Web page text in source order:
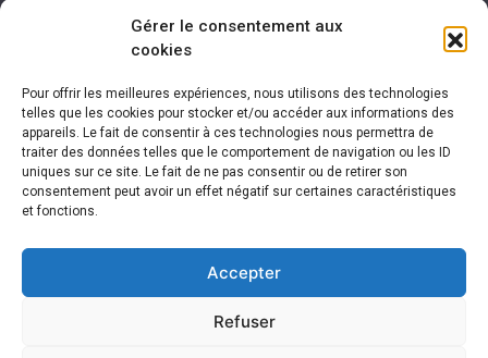
Gérer le consentement aux
cookies
Pour offrir les meilleures expériences, nous utilisons des technologies
telles que les cookies pour stocker et/ou accéder aux informations des
appareils. Le fait de consentir à ces technologies nous permettra de
traiter des données telles que le comportement de navigation ou les ID
uniques sur ce site. Le fait de ne pas consentir ou de retirer son
consentement peut avoir un effet négatif sur certaines caractéristiques
et fonctions.
Accepter
Refuser